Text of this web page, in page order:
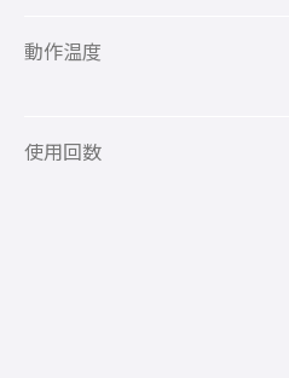
動作温度
使用回数